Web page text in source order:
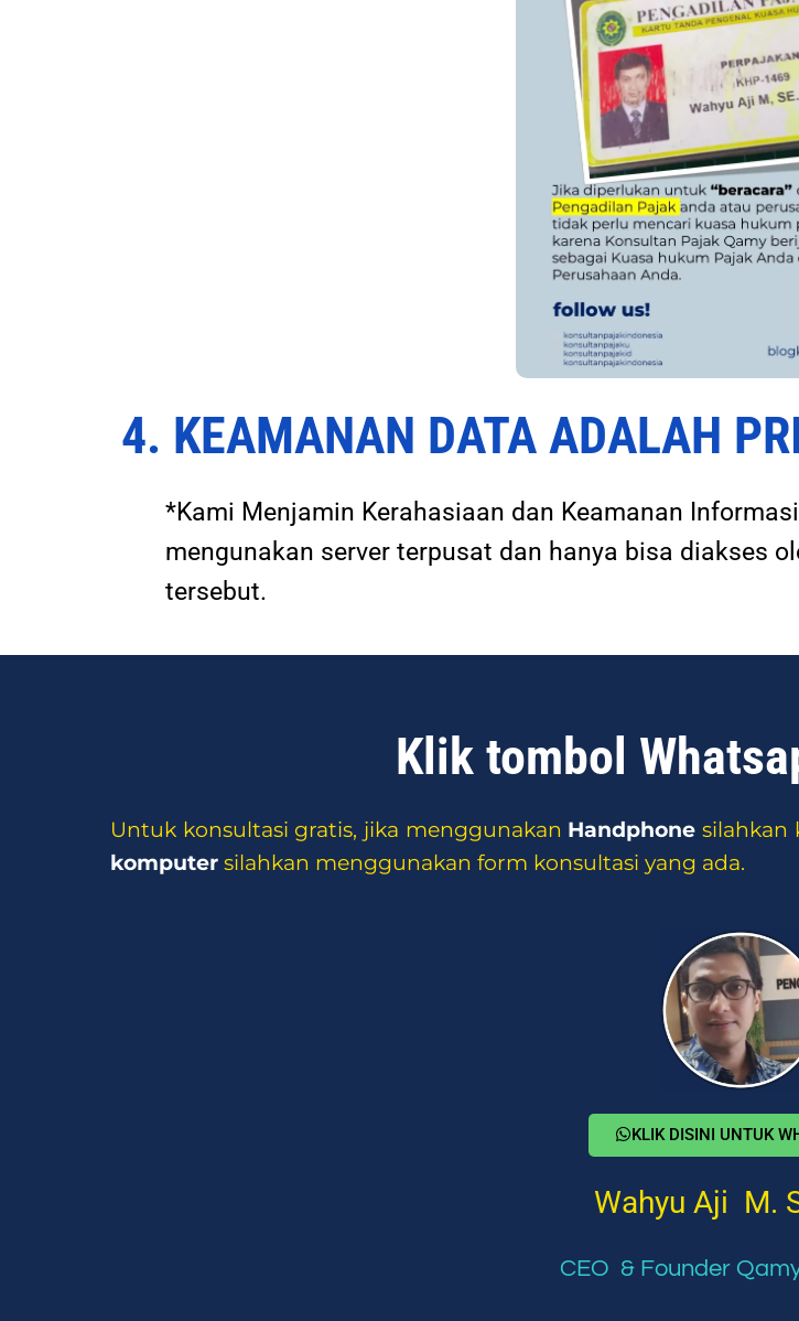
4. KEAMANAN DATA ADALAH
*Kami Menjamin Kerahasiaan dan Keamanan
mengunakan server terpusat dan hanya bisa diakses
tersebut.
Klik tombol
Untuk konsultasi gratis, jika menggunakan Handphone silahkan
komputer silahkan menggunakan form konsultasi yang ada.
KLIK DISINI UNTUK
Wahyu Aji M.
CEO & Founder